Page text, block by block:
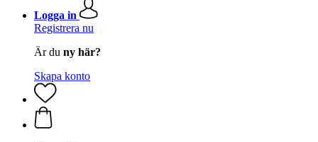
Logga in
Registrera nu
Är du ny här?
Skapa konto